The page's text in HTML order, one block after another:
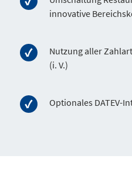
innovative
Nutzung aller
(i. V.)
Optionales DATEV-